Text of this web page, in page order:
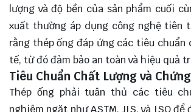
lượng và độ bền của sản phẩm cuối
xuất thường áp dụng công nghệ tiên
rằng thép ống đáp ứng các tiêu chuẩn
tế, từ đó đảm bảo an toàn và hiệu quả
Tiêu Chuẩn Chất Lượng và
Thép ống phải tuân thủ các tiêu
nghiêm ngặt như ASTM, JIS, và ISO để